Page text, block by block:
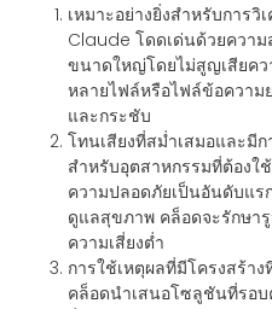
เหมาะอย่างยิ่งสำหรับการวิ
Claude โดดเด่นด้วยควา
ขนาดใหญ่โดยไม่สูญเสียคว
หลายไฟล์หรือไฟล์ข้อความ
และกระชับ
โทนเสียงที่สม่ำเสมอและมีก
สำหรับอุตสาหกรรมที่ต้องใ
ความปลอดภัยเป็นอันดับแร
ดูแลสุขภาพ คล็อดจะรักษา
ความเสี่ยงต่ำ
การใช้เหตุผลที่มีโครงสร้าง
คล็อดนำเสนอโซลูชันที่รอ